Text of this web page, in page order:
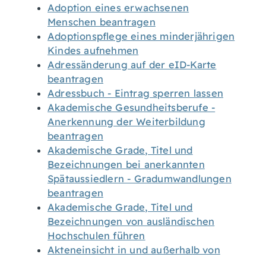
Adoption eines erwachsenen
Menschen beantragen
Adoptionspflege eines minderjährigen
Kindes aufnehmen
Adressänderung auf der eID-Karte
beantragen
Adressbuch - Eintrag sperren lassen
Akademische Gesundheitsberufe -
Anerkennung der Weiterbildung
beantragen
Akademische Grade, Titel und
Bezeichnungen bei anerkannten
Spätaussiedlern - Gradumwandlungen
beantragen
Akademische Grade, Titel und
Bezeichnungen von ausländischen
Hochschulen führen
Akteneinsicht in und außerhalb von